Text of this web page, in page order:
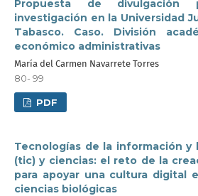
Propuesta de divulgación
investigación en la Universidad
Tabasco. Caso. División
económico administrativas
María del Carmen Navarrete Torres
80- 99
PDF
Tecnologías de la información y
(tic) y ciencias: el reto de la
para apoyar una cultura digital
ciencias biológicas